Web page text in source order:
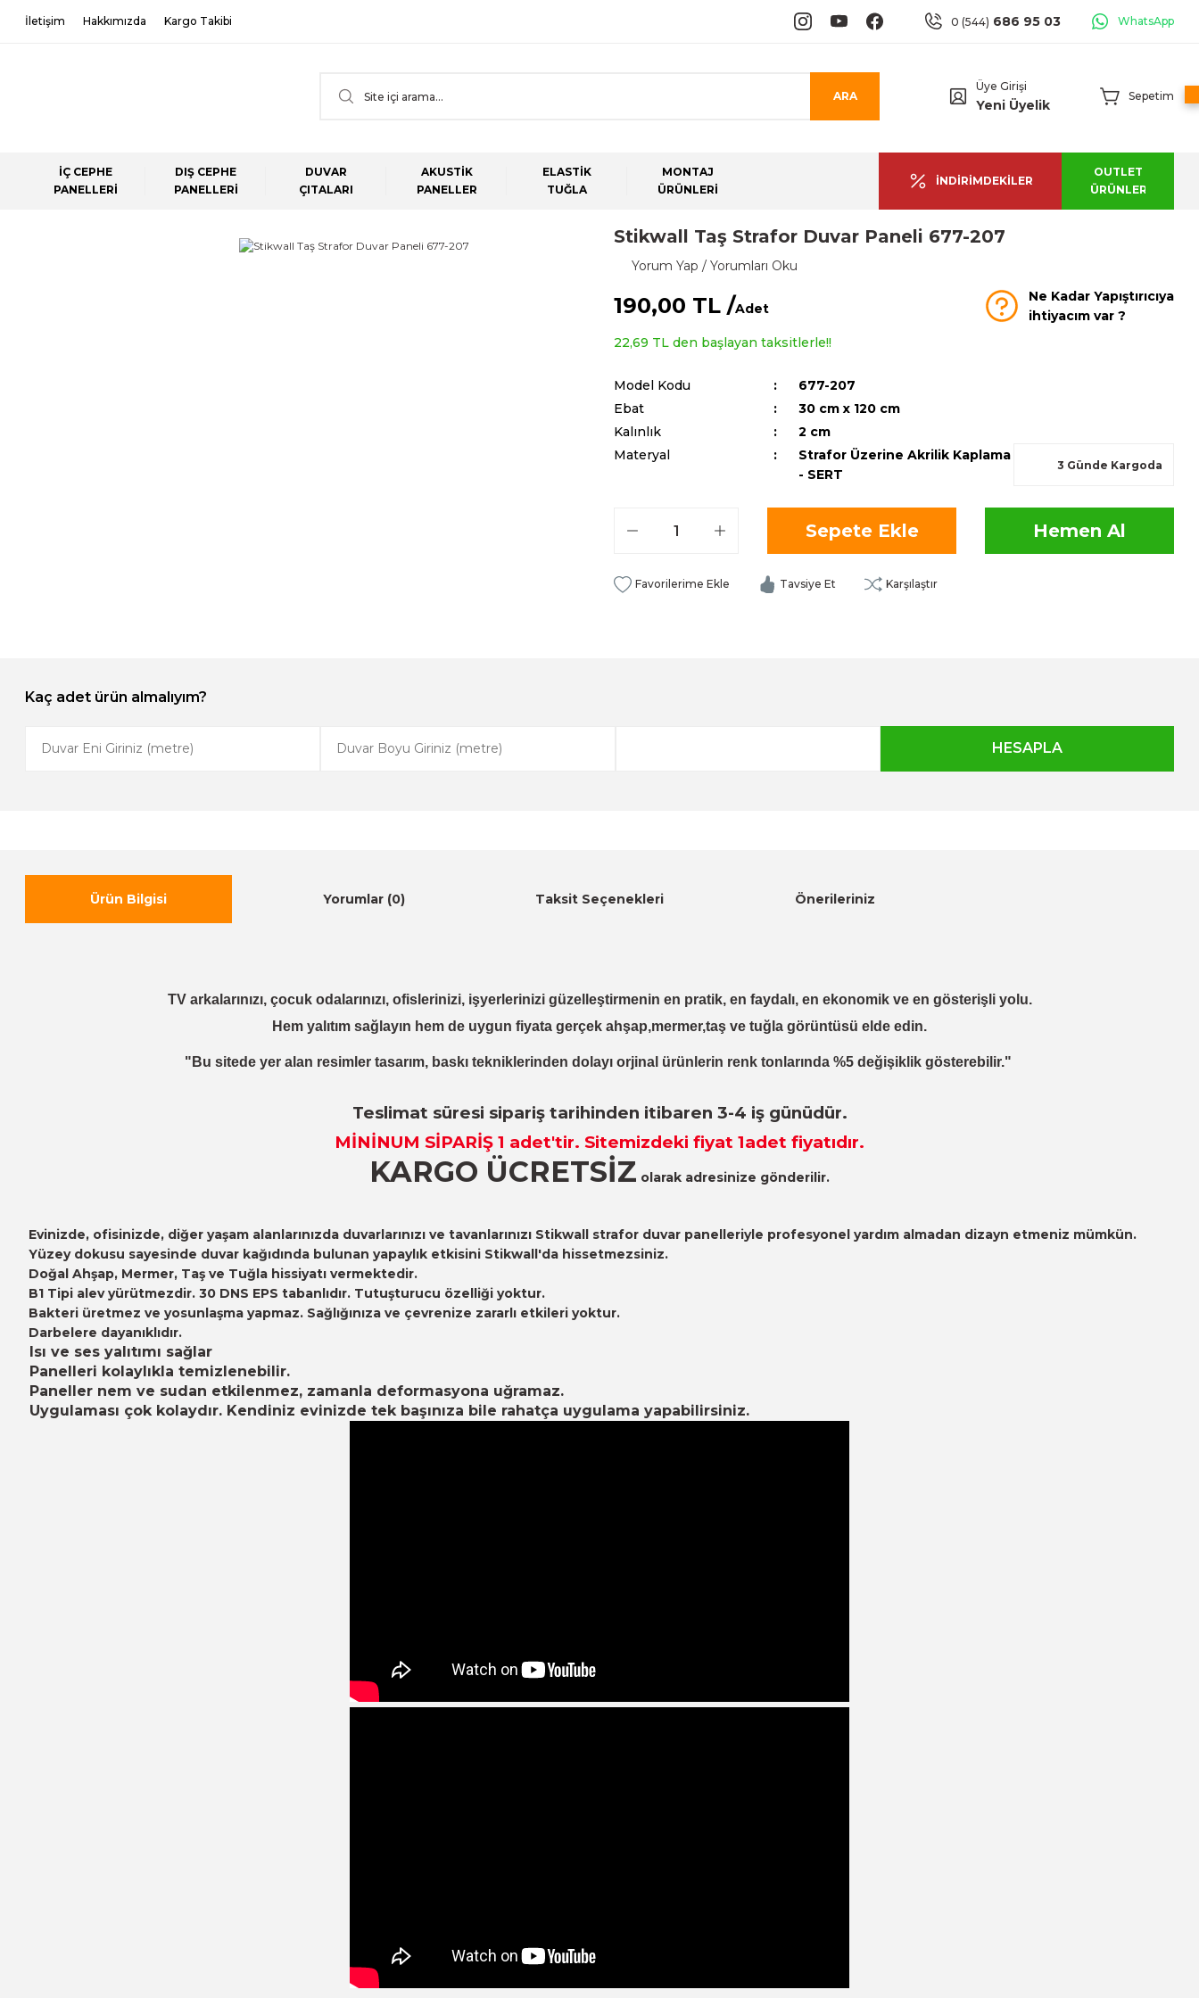
İletişim Hakkımızda Kargo Takibi 0 (544) 686 95 03 WhatsApp
ARA
Üye Girişi
Yeni Üyelik
Sepetim
İÇ CEPHE
PANELLERİ
DIŞ CEPHE
PANELLERİ
DUVAR
ÇITALARI
AKUSTİK
PANELLER
ELASTİK
TUĞLA
MONTAJ
ÜRÜNLERİ
İNDİRİMDEKİLER
OUTLET
ÜRÜNLER
Stikwall Taş Strafor Duvar Paneli 677-207
Yorum Yap / Yorumları Oku
190,00 TL /Adet
Ne Kadar Yapıştırıcıya
ihtiyacım var ?
22,69 TL den başlayan taksitlerle!!
Model Kodu
677-207
Ebat
30 cm x 120 cm
Kalınlık
2 cm
Materyal
Strafor Üzerine Akrilik Kaplama
- SERT
3 Günde Kargoda
Sepete Ekle Hemen Al
Tavsiye Et Karşılaştır
Kaç adet ürün almalıyım?
Ürün Bilgisi Yorumlar (0) Taksit Seçenekleri Önerileriniz
TV arkalarınızı, çocuk odalarınızı, ofislerinizi, işyerlerinizi güzelleştirmenin en pratik, en faydalı, en ekonomik ve en gösterişli yolu.
Hem yalıtım sağlayın hem de uygun fiyata gerçek ahşap,mermer,taş ve tuğla görüntüsü elde edin.
"Bu sitede yer alan resimler tasarım, baskı tekniklerinden dolayı orjinal ürünlerin renk tonlarında %5 değişiklik gösterebilir."
Teslimat süresi sipariş tarihinden itibaren 3-4 iş günüdür.
MİNİNUM SİPARİŞ 1 adet'tir. Sitemizdeki fiyat 1adet fiyatıdır.
KARGO ÜCRETSİZ olarak adresinize gönderilir.
Evinizde, ofisinizde, diğer yaşam alanlarınızda duvarlarınızı ve tavanlarınızı Stikwall strafor duvar panelleriyle profesyonel yardım almadan dizayn etmeniz mümkün.
Yüzey dokusu sayesinde duvar kağıdında bulunan yapaylık etkisini Stikwall'da hissetmezsiniz.
Doğal Ahşap, Mermer, Taş ve Tuğla hissiyatı vermektedir.
B1 Tipi alev yürütmezdir. 30 DNS EPS tabanlıdır. Tutuşturucu özelliği yoktur.
Bakteri üretmez ve yosunlaşma yapmaz. Sağlığınıza ve çevrenize zararlı etkileri yoktur.
Darbelere dayanıklıdır.
Isı ve ses yalıtımı sağlar
Panelleri kolaylıkla temizlenebilir.
Paneller nem ve sudan etkilenmez, zamanla deformasyona uğramaz.
Uygulaması çok kolaydır. Kendiniz evinizde tek başınıza bile rahatça uygulama yapabilirsiniz.